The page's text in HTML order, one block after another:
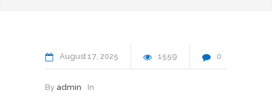
August17 2025 1559 0
By admin In